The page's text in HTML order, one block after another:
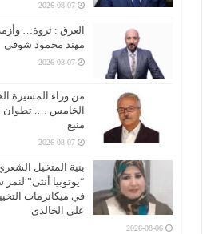
2026-08-07
العرق : ثروة…
مهند محمود شوقي
2026-08-07
من وراء المسيرة
الخامس ….
منيغ
2026-08-07
بنية المتخيل
“يوتوبيا أنثى”
في ميكانزمات
علي الخالدي
2026-08-06